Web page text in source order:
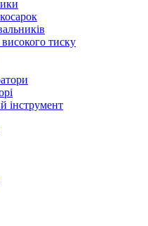
тиску
інструмент